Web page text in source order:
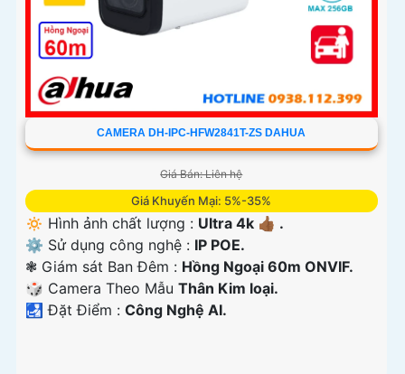
CAMERA DH-IPC-HFW2841T-ZS DAHUA
Giá Bán: Liên hệ
Giá Khuyến Mại: 5%-35%
🔅 Hình ảnh chất lượng : Ultra 4k 👍🏾 .
⚙ Sử dụng công nghệ : IP POE.
❃ Giám sát Ban Đêm : Hồng Ngoại 60m ONVIF.
🎲 Camera Theo Mẫu Thân Kim loại.
️🛃 Đặt Điểm : Công Nghệ AI.